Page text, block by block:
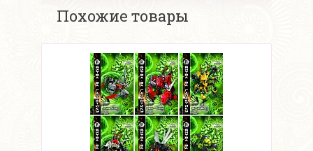
Похожие товары